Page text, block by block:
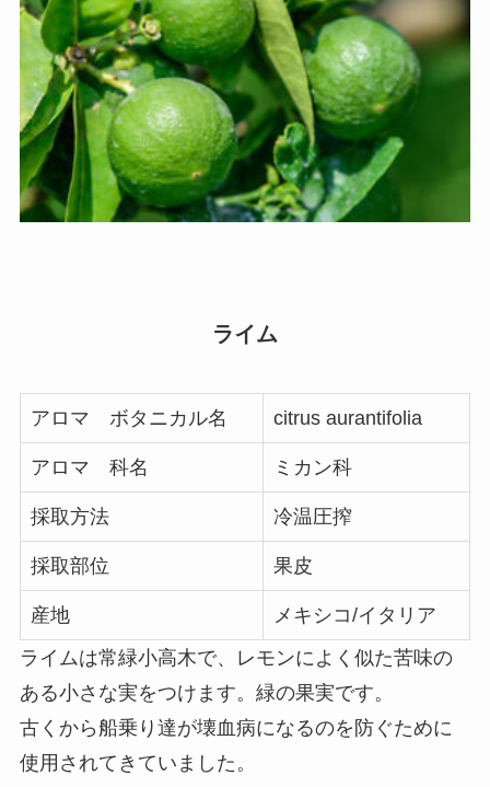
ライム
アロマ ボタニカル名 citrus aurantifolia
アロマ 科名 ミカン科
採取方法 冷温圧搾
採取部位 果皮
産地
メキシコ/イタリア
ライムは常緑小高木で、レモンによく似た苦味の
ある小さな実をつけます。緑の果実です。
古くから船乗り達が壊血病になるのを防ぐために
使用されてきていました。